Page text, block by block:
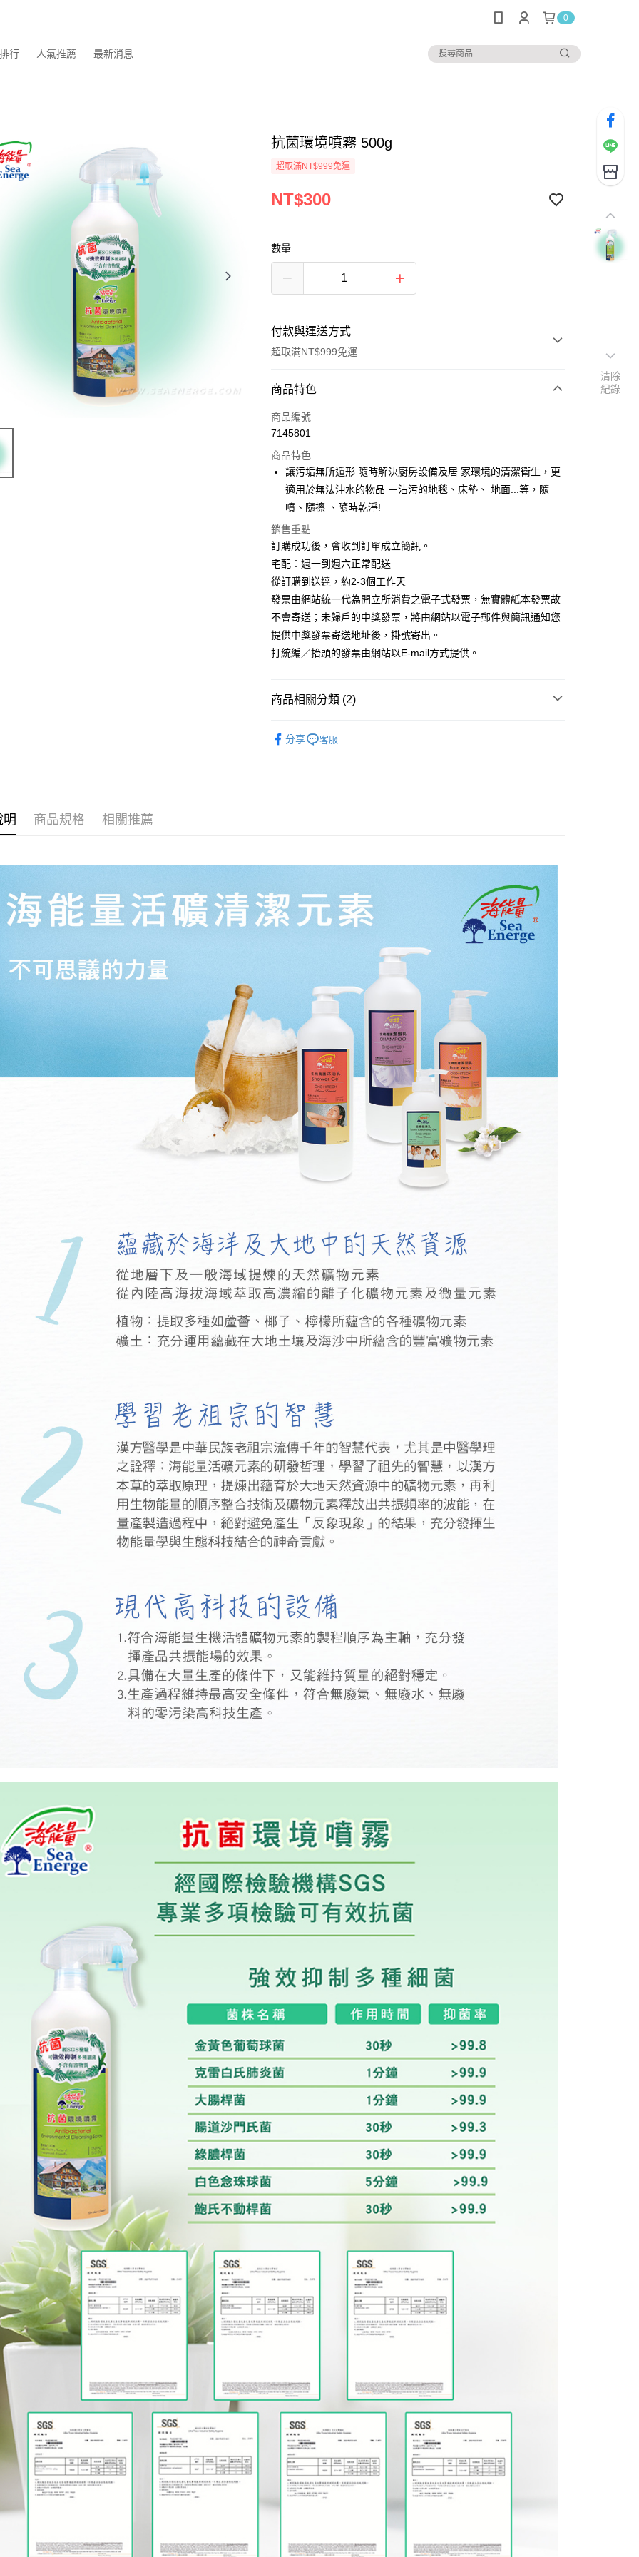
0
行 人氣推薦 最新消息
抗菌環境噴霧 500g
超取滿NT$999免運
NT$300
數量
付款與運送方式
超取滿NT$999免運
付款方式
信用卡一次付款
Apple Pay
貨到付款
運送方式
全家取貨付款
每筆NT$75，滿NT$999(含以上)免運費
7-11取貨付款
每筆NT$65，滿NT$999(含以上)免運費
7-11取貨(快速到店)
宅配
信用卡付款後門市自取
商品特色
商品編號
7145801
商品特色
讓污垢無所遁形 隨時解決廚房設備及居 家環境的清潔衛生，更
適用於無法沖水的物品 －沾污的地毯、床墊、 地面...等，隨
噴、隨擦 、隨時乾淨!
銷售重點
訂購成功後，會收到訂單成立簡訊。
宅配：週一到週六正常配送
從訂購到送達，約2-3個工作天
發票由網站統一代為開立所消費之電子式發票，無實體紙本發票故
不會寄送；未歸戶的中獎發票，將由網站以電子郵件與簡訊通知您
提供中獎發票寄送地址後，掛號寄出。
打統編／抬頭的發票由網站以E-mail方式提供。
商品相關分類 (2)
分享 客服
明 商品規格 相關推薦
清除
紀錄